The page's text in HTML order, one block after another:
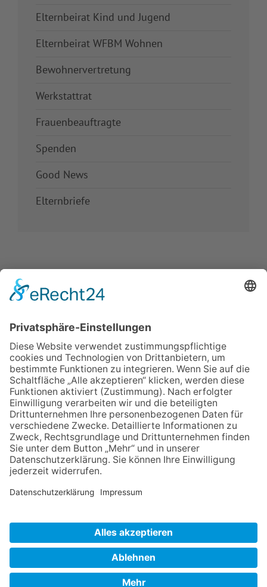
Elternbeirat Kind und Jugend
Elternbeirat WFBM Wohnen
Bewohnervertretung
Werkstattrat
Frauenbeauftragte
Spenden
Good News
Elternbriefe
IMPRESSUM
VERBRAUCHERSTREITBEILEGUNGSGESETZ
HINWEISGEBERSCHUTZGESETZ LINKS/PARTNER
KONTAKT VORLESE-FUNKTION: READSPEAKER
GOOD NEWS | ELTERNBRIEFE
DATENSCHUTZ GGMBH DATENSCHUTZ E.V.
DATENVERARBEITUNG TAA | AFE